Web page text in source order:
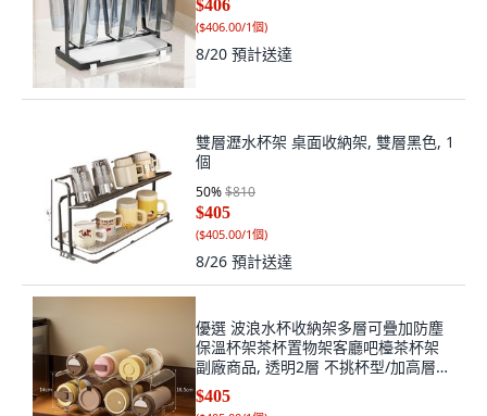
$406
($406.00/1個)
8/20 預計送達
雙層瀝水杯架 桌面收納架, 雙層黑色, 1
個
50%$810
$405
($405.00/1個)
8/26 預計送達
優選 波浪水杯收納架多層可疊加防塵
保溫杯架茶杯置物架客廳吧檯茶杯架
副廠商品, 透明2層 不挑杯型/加高層距
,無規格, 1個
$405